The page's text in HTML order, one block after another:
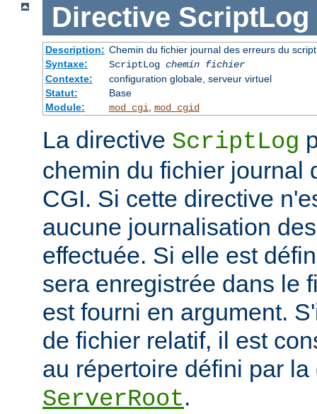
Directive ScriptLog
Description: Chemin du fichier journal des erreurs du
Syntaxe:
ScriptLog chemin fichier
Contexte:
configuration globale, serveur virtuel
Statut:
Base
Module:
mod_cgi, mod_cgid
La directive ScriptLog
chemin du fichier journal
CGI. Si cette directive
aucune journalisation
effectuée. Si elle est
sera enregistrée dans le
est fourni en argument.
de fichier relatif, il est
au répertoire défini par la
ServerRoot.